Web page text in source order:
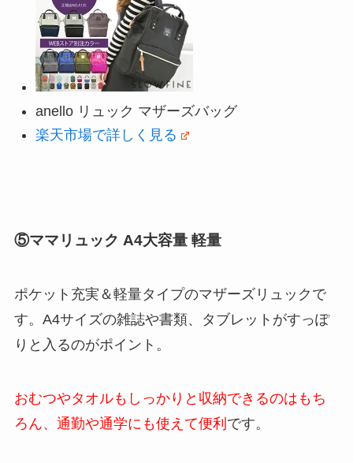
anello リュック マザーズバッグ
楽天市場で詳しく見る
⑤ママリュック A4大容量 軽量
ポケット充実＆軽量タイプのマザーズリュックで
す。A4サイズの雑誌や書類、タブレットがすっぽ
りと入るのがポイント。
おむつやタオルもしっかりと収納できるのはもち
ろん、通勤や通学にも使えて便利 です。